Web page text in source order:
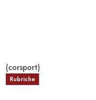
(corsport)
Rubriche